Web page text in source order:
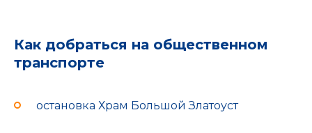
Как добраться на общественном
транспорте
остановка Храм Большой Златоуст